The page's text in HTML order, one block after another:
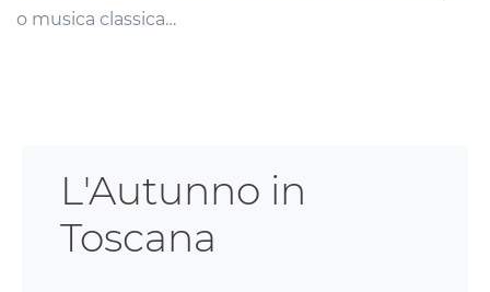
o musica classica…
L'Autunno in
Toscana